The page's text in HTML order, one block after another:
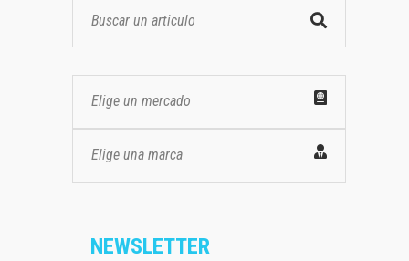
Elige un mercado
Elige una marca
NEWSLETTER